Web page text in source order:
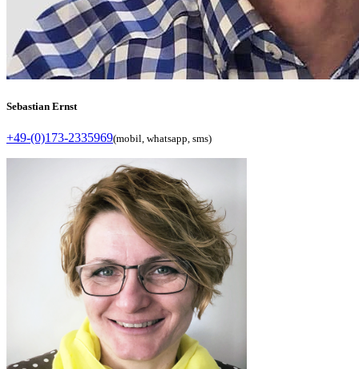
Sebastian Ernst
+49-(0)173-2335969(mobil, whatsapp, sms)